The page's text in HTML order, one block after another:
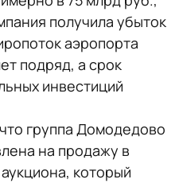
получила убыток
аэропорта
подряд, а срок
инвестиций
группа Домодедово
на продажу в
который